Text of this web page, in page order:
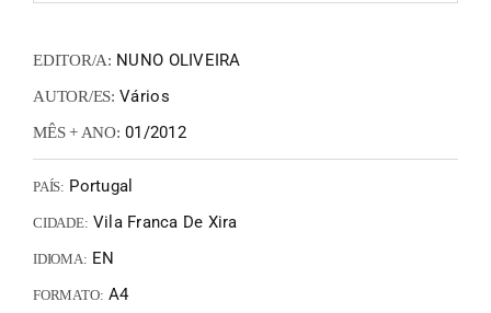
EDITOR/A: NUNO OLIVEIRA
AUTOR/ES: Vários
MÊS + ANO: 01/2012
PAÍS: Portugal
CIDADE: Vila Franca De Xira
IDIOMA: EN
FORMATO: A4